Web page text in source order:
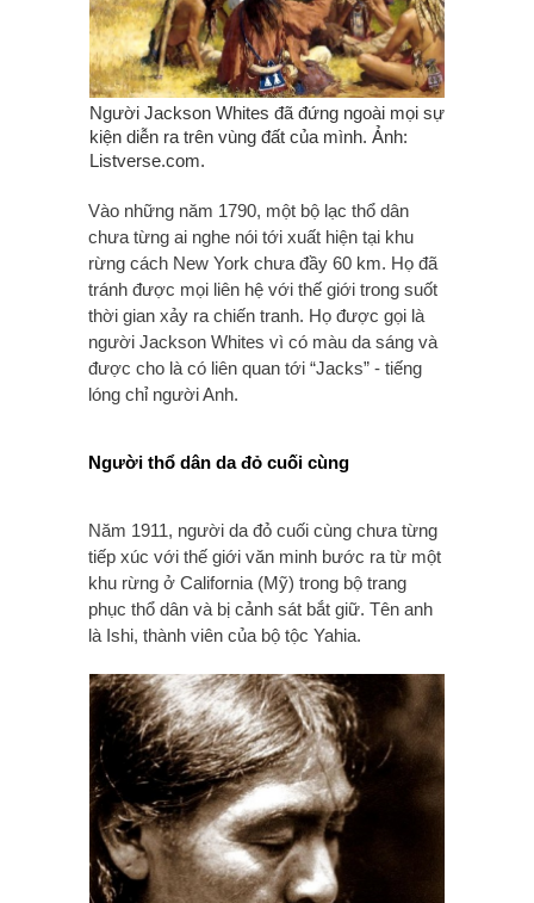
Người Jackson Whites đã đứng ngoài mọi sự
kiện diễn ra trên vùng đất của mình. Ảnh:
Listverse.com.
Vào những năm 1790, một bộ lạc thổ dân
chưa từng ai nghe nói tới xuất hiện tại khu
rừng cách New York chưa đầy 60 km. Họ đã
tránh được mọi liên hệ với thế giới trong suốt
thời gian xảy ra chiến tranh. Họ được gọi là
người Jackson Whites vì có màu da sáng và
được cho là có liên quan tới “Jacks” - tiếng
lóng chỉ người Anh.
Người thổ dân da đỏ cuối cùng
Năm 1911, người da đỏ cuối cùng chưa từng
tiếp xúc với thế giới văn minh bước ra từ một
khu rừng ở California (Mỹ) trong bộ trang
phục thổ dân và bị cảnh sát bắt giữ. Tên anh
là Ishi, thành viên của bộ tộc Yahia.